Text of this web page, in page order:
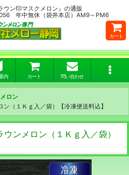
ウン印マスクメロン』の通販
年中無休（袋井本店）AM9～PM6
カート
内 カート 問い合わせ
ロン
ン（１Ｋｇ入／袋）【冷凍便送料込】
ウンメロン（１Ｋｇ入／袋）